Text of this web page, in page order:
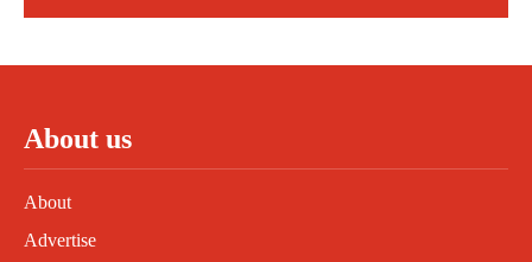
About us
About
Advertise